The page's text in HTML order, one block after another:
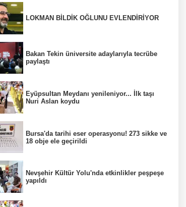
LOKMAN BİLDİK OĞLUNU EVLENDİRİYOR
Bakan Tekin üniversite adaylarıyla tecrübe
paylaştı
Eyüpsultan Meydanı yenileniyor... İlk taşı
Nuri Aslan koydu
Bursa'da tarihi eser operasyonu! 273 sikke ve
18 obje ele geçirildi
Nevşehir Kültür Yolu'nda etkinlikler peşpeşe
yapıldı